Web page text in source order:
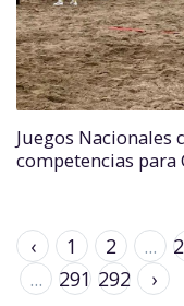
Juegos Nacionales
competencias para
‹ 1 2 ...
...
291 292 ›